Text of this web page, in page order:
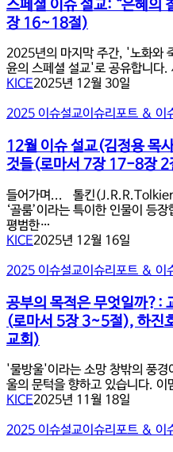
이
슈
설
교:
“은
혜
의
철
인
3
종
기”(고
린
도
후
4
16~18
절)
스페셜 이슈 설교: “은혜의
장 16~18절)
2025년의 마지막 주간, '노화와
윤의 스페셜 설교'로 공유합니다
KICE2025년 12월 30일
12
이
슈
설
교
(김
정
용
목
사):
중
독,
나
를
사
잡
고
있
것
2025 이슈설교이슈리포트 & 이
12월 이슈 설교(김정용 목
것들(로마서 7장 17-8장 2
들어가며... 톨킨(J.R.R.Tolkien)
‘골룸’이라는 특이한 인물이 등
평범한…
KICE2025년 12월 16일
공
의
목
적
은
무
엇
일
까?:
교
육
2025 이슈설교이슈리포트 & 이
공부의 목적은 무엇일까?:
(로마서 5장 3~5절), 하진
교회)
'물방울'이라는 소망 창밖의 풍경
울의 문턱을 향하고 있습니다.
KICE2025년 11월 18일
10
2025 이슈설교이슈리포트 & 이